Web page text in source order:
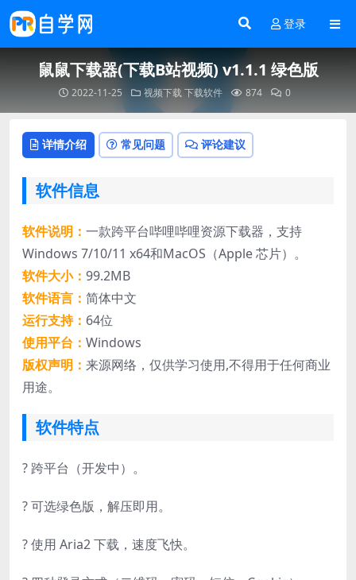
登录
鼠鼠下载器(下载B站视频) v1.1.1 绿色版
2022-11-25 视频下载下载软件 874 0
详情介绍 常见问题 评论建议
软件信息
软件说明： 一款跨平台哔哩哔哩资源下载器，支持
Windows 7/10/11 x64和MacOS（Apple 芯片）。
软件大小： 99.2MB
软件语言： 简体中文
运行支持： 64位
使用平台： Windows
版权声明： 来源网络，仅供学习使用,不得用于任何商业
用途。
软件特点
? 跨平台（开发中）。
? 可选绿色版，解压即用。
? 使用 Aria2 下载，速度飞快。